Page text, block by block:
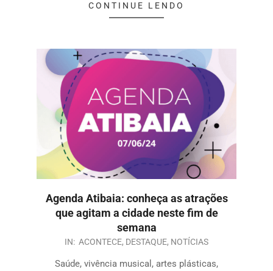
CONTINUE LENDO
Agenda Atibaia: conheça as atrações
que agitam a cidade neste fim de
semana
IN: ACONTECE, DESTAQUE, NOTÍCIAS
Saúde, vivência musical, artes plásticas,